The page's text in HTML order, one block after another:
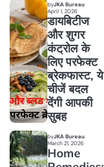
byJKA Bureau
April 1, 2026
डायबिटीज
और शुगर
कंट्रोल के
लिए परफेक्ट
ब्रेकफास्ट, ये
चीजें बदल
देंगी आपकी
सुबह
byJKA Bureau
March 21, 2026
Home